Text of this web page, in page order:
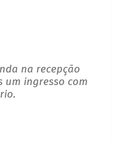
na recepção
um ingresso com